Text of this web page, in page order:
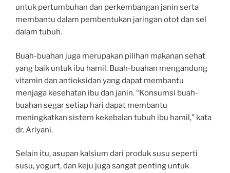
untuk pertumbuhan dan perkembangan janin serta
membantu dalam pembentukan jaringan otot dan sel
dalam tubuh.
Buah-buahan juga merupakan pilihan makanan sehat
yang baik untuk ibu hamil. Buah-buahan mengandung
vitamin dan antioksidan yang dapat membantu
menjaga kesehatan ibu dan janin. “Konsumsi buah-
buahan segar setiap hari dapat membantu
meningkatkan sistem kekebalan tubuh ibu hamil,” kata
dr. Ariyani.
Selain itu, asupan kalsium dari produk susu seperti
susu, yogurt, dan keju juga sangat penting untuk